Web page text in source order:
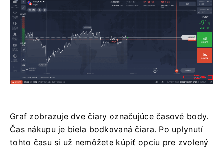
Graf zobrazuje dve čiary označujúce časové body.
Čas nákupu je biela bodkovaná čiara. Po uplynutí
tohto času si už nemôžete kúpiť opciu pre zvolený